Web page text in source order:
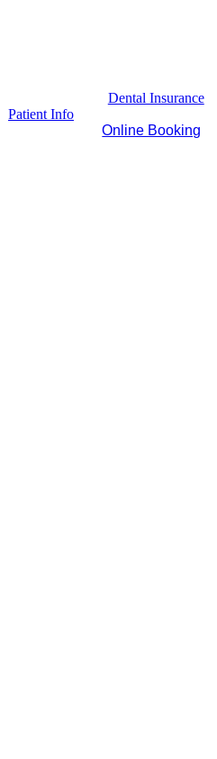
Dental Insurance
Patient Info
Online Booking